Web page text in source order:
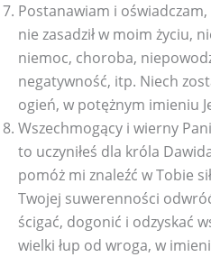
Postanawiam i oświadczam,
nie zasadził w moim życiu,
niemoc, choroba,
negatywność, itp. Niech
ogień, w potężnym imieniu
Wszechmogący i wierny
to uczyniłeś dla króla
pomóż mi znaleźć w Tobie
Twojej suwerenności
ścigać, dogonić i odzyskać
wielki łup od wroga, w